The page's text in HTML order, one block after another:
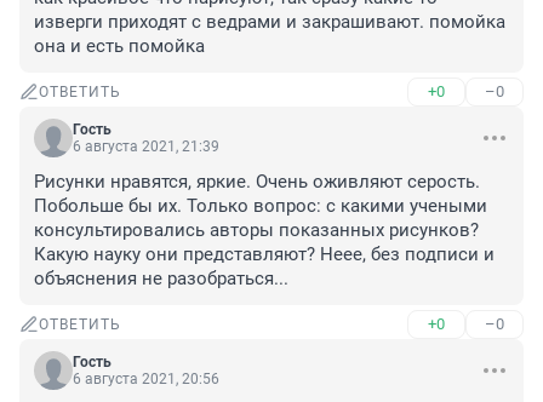
изверги приходят с ведрами и закрашивают. помойка
она и есть помойка
ОТВЕТИТЬ +0 –0
Гость
6 августа 2021, 21:39
Рисунки нравятся, яркие. Очень оживляют серость.
Побольше бы их. Только вопрос: с какими учеными
консультировались авторы показанных рисунков?
Какую науку они представляют? Неее, без подписи и
объяснения не разобраться...
ОТВЕТИТЬ +0 –0
Гость
6 августа 2021, 20:56